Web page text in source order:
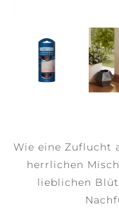
Wie eine Zuflucht
herrlichen
lieblichen